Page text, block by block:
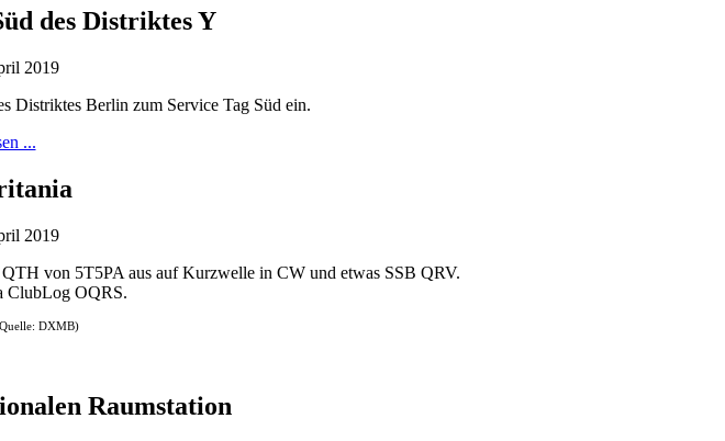
des Distriktes Y
2019
Distriktes Berlin zum Service Tag Süd ein.
...
2019
von 5T5PA aus auf Kurzwelle in CW und etwas SSB QRV.
ClubLog OQRS.
DXMB)
Raumstation